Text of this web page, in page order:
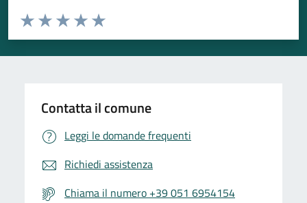
Valuta da 1 a 5 stelle la pagina
Valuta 5 stelle su 5
Valuta 4 stelle su 5
Valuta 3 stelle su 5
Valuta 2 stelle su 5
Valuta 1 stelle su 5
Contatta il comune
Leggi le domande frequenti
Richiedi assistenza
Chiama il numero +39 051 6954154